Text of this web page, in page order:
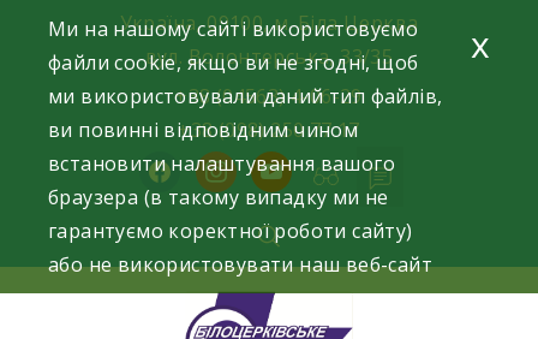
content
Україна, 09100, м. Біла Церква
вул. Волонтерська, 33/35
+38 (04563) 4-06-29
+38 (098) 250 77 17
facebookinstagramyoutube
Ми на нашому сайті використовуємо
файли cookie, якщо ви не згодні, щоб
ми використовували даний тип файлів,
ви повинні відповідним чином
встановити налаштування вашого
браузера (в такому випадку ми не
гарантуємо коректної роботи сайту)
або не використовувати наш веб-сайт
x